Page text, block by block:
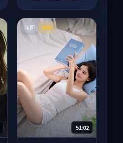
法国 完结
51:02